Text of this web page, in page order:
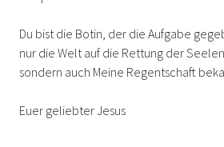
Du bist die Botin, der die Aufgabe
nur die Welt auf die Rettung der
sondern auch Meine Regentschaft
Euer geliebter Jesus